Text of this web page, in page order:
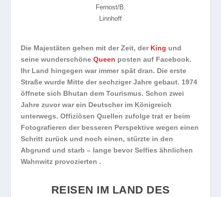
Fernost/B.
Linnhoff
Die Majestäten gehen mit der Zeit, der King und
seine wunderschöneQueen posten auf Facebook.
Ihr Land hingegen war immer spät dran. Die erste
Straße wurde Mitte der sechziger Jahre gebaut. 1974
öffnete sich Bhutan dem Tourismus. Schon zwei
Jahre zuvor war ein Deutscher im Königreich
unterwegs. Offiziösen Quellen zufolge trat er beim
Fotografieren der besseren Perspektive wegen einen
Schritt zurück und noch einen, stürzte in den
Abgrund und starb – lange bevor Selfies ähnlichen
Wahnwitz provozierten .
REISEN IM LAND DES